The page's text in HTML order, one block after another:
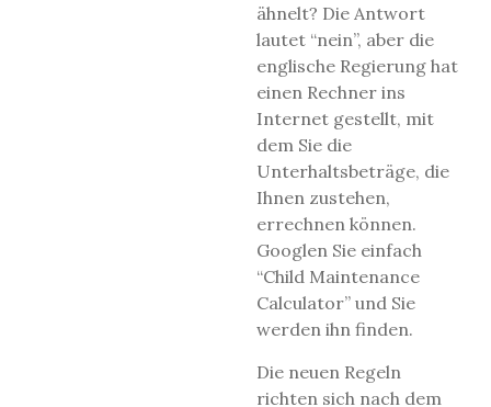
ähnelt? Die Antwort
lautet “nein”, aber die
englische Regierung hat
einen Rechner ins
Internet gestellt, mit
dem Sie die
Unterhaltsbeträge, die
Ihnen zustehen,
errechnen können.
Googlen Sie einfach
“Child Maintenance
Calculator” und Sie
werden ihn finden.
Die neuen Regeln
richten sich nach dem